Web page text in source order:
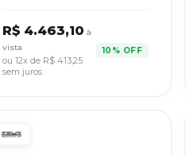
R$ 4.463,10 à
vista
ou 12x de R$ 413,25
sem juros
10% OFF